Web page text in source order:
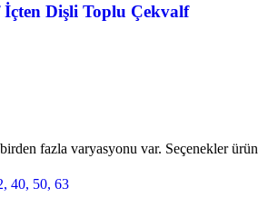
Dişli Toplu Çekvalf
fazla varyasyonu var. Seçenekler ürün
, 40, 50, 63